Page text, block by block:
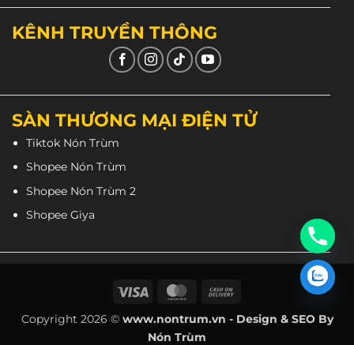
KÊNH TRUYỀN THÔNG
SÀN THƯƠNG MẠI ĐIỆN TỬ
Tiktok Nón Trùm
Shopee Nón Trùm
Shopee Nón Trùm 2
Shopee Giya
Visa MasterCard
Delivery
Copyright 2026 © www.nontrum.vn - Design & SEO By
Nón Trùm